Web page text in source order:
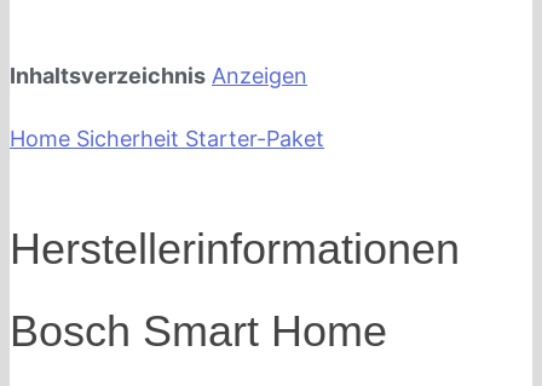
Inhaltsverzeichnis Anzeigen
Home Sicherheit Starter-Paket
Herstellerinformationen
Bosch Smart Home